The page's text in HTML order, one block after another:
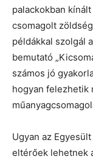
palackokban
csomagolt
példákkal szolgál
bemutató
számos jó
hogyan felezhetik
Ugyan az
eltérőek lehetnek